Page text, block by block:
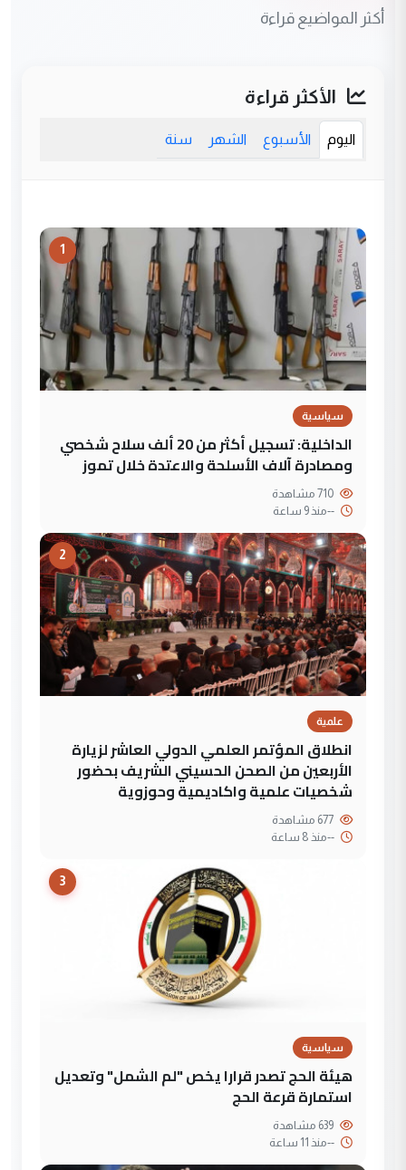
أكثر المواضيع قراءة
الأكثر قراءة
اليوم الأسبوع الشهر سنة
1
سياسية
الداخلية: تسجيل أكثر من 20 ألف سلاح شخصي
ومصادرة آلاف الأسلحة والاعتدة خلال تموز
--منذ 9 ساعة
2
علمية
انطلاق المؤتمر العلمي الدولي العاشر لزيارة
الأربعين من الصحن الحسيني الشريف بحضور
شخصيات علمية واكاديمية وحوزوية
--منذ 8 ساعة
3
سياسية
هيئة الحج تصدر قرارا يخص "لم الشمل" وتعديل
استمارة قرعة الحج
--منذ 11 ساعة